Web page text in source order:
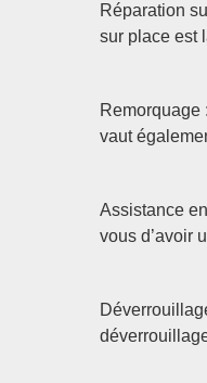
Réparation
sur place est
Remorquage
vaut
Assistance
vous d’avoir